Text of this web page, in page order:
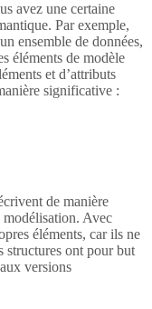
avez une certaine
Par exemple,
ensemble de données,
éléments de modèle
et d’attributs
significative :
de manière
modélisation. Avec
éléments, car ils ne
structures ont pour but
versions